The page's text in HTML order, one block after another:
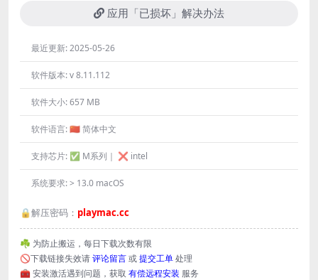
应用「已损坏」解决办法
最近更新:2025-05-26
软件版本:v 8.11.112
软件大小:657 MB
软件语言:🇨🇳 简体中文
支持芯片: ✅ M系列｜ ❌ intel
系统要求:> 13.0 macOS
🔒解压密码： playmac.cc
☘️ 为防止搬运，每日下载次数有限
🚫下载链接失效请评论留言或提交工单处理
🧰 安装激活遇到问题，获取 有偿远程安装 服务